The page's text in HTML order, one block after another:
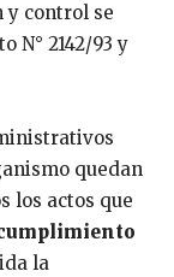
y control se
N° 2142/93 y
quedan
los actos que
la